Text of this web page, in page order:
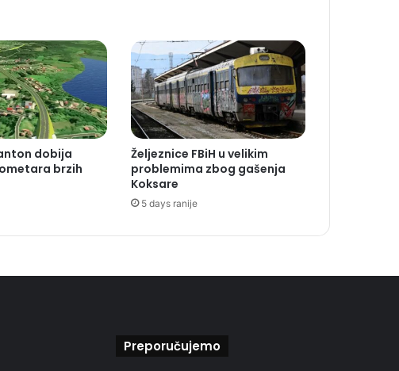
dobija
brzih
Željeznice FBiH u velikim
problemima zbog gašenja
Koksare
5 days ranije
Preporučujemo